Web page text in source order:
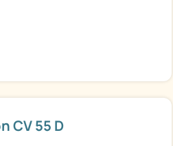
CV 55 D